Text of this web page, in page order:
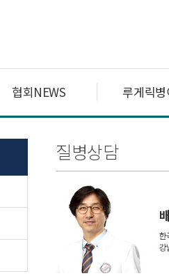
협회NEWS 루게릭
질병상담